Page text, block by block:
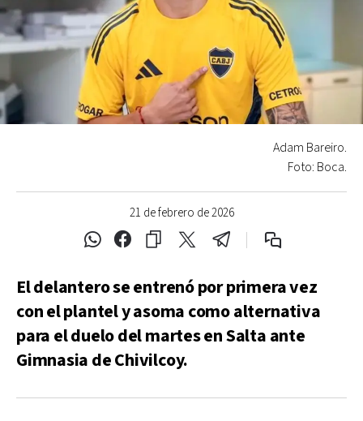
21 de febrero de 2026
Adam Bareiro.
Foto: Boca.
El delantero se entrenó por primera vez
con el plantel y asoma como alternativa
para el duelo del martes en Salta ante
Gimnasia de Chivilcoy.